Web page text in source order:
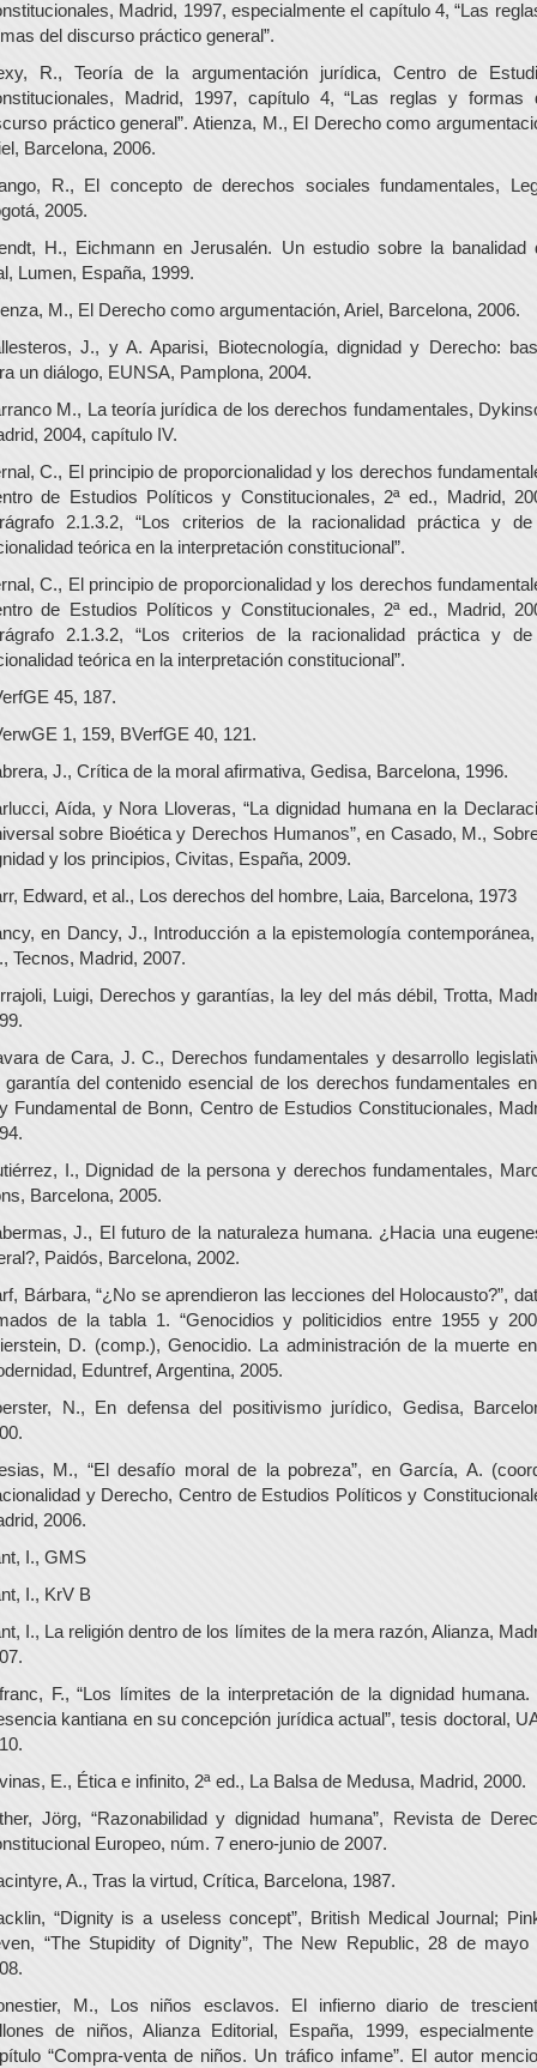
Madrid, 1997, especialmente el capítulo 4, “Las
del discurso práctico general”.
R., Teoría de la argumentación jurídica, Centro de
Madrid, 1997, capítulo 4, “Las reglas y formas
práctico general”. Atienza, M., El Derecho como
Barcelona, 2006.
R., El concepto de derechos sociales fundamentales,
2005.
H., Eichmann en Jerusalén. Un estudio sobre la banalidad
Lumen, España, 1999.
M., El Derecho como argumentación, Ariel, Barcelona, 2006.
J., y A. Aparisi, Biotecnología, dignidad y Derecho:
un diálogo, EUNSA, Pamplona, 2004.
M., La teoría jurídica de los derechos fundamentales,
2004, capítulo IV.
C., El principio de proporcionalidad y los derechos
de Estudios Políticos y Constitucionales, 2ª ed., Madrid,
2.1.3.2, “Los criterios de la racionalidad práctica y
teórica en la interpretación constitucional”.
C., El principio de proporcionalidad y los derechos
de Estudios Políticos y Constitucionales, 2ª ed., Madrid,
2.1.3.2, “Los criterios de la racionalidad práctica y
teórica en la interpretación constitucional”.
45, 187.
1, 159, BVerfGE 40, 121.
J., Crítica de la moral afirmativa, Gedisa, Barcelona, 1996.
Aída, y Nora Lloveras, “La dignidad humana en la
sobre Bioética y Derechos Humanos”, en Casado, M.,
y los principios, Civitas, España, 2009.
Edward, et al., Los derechos del hombre, Laia, Barcelona, 1973
en Dancy, J., Introducción a la epistemología contemporánea,
Tecnos, Madrid, 2007.
Luigi, Derechos y garantías, la ley del más débil, Trotta,
de Cara, J. C., Derechos fundamentales y desarrollo
garantía del contenido esencial de los derechos fundamentales
Fundamental de Bonn, Centro de Estudios Constitucionales,
I., Dignidad de la persona y derechos fundamentales,
Barcelona, 2005.
J., El futuro de la naturaleza humana. ¿Hacia una
Paidós, Barcelona, 2002.
Bárbara, “¿No se aprendieron las lecciones del Holocausto?”,
de la tabla 1. “Genocidios y politicidios entre 1955 y
D. (comp.), Genocidio. La administración de la muerte
Eduntref, Argentina, 2005.
N., En defensa del positivismo jurídico, Gedisa,
M., “El desafío moral de la pobreza”, en García, A.
y Derecho, Centro de Estudios Políticos y
2006.
I., GMS
I., KrV B
I., La religión dentro de los límites de la mera razón, Alianza,
F., “Los límites de la interpretación de la dignidad humana.
kantiana en su concepción jurídica actual”, tesis doctoral,
E., Ética e infinito, 2ª ed., La Balsa de Medusa, Madrid, 2000.
Jörg, “Razonabilidad y dignidad humana”, Revista de
Europeo, núm. 7 enero-junio de 2007.
A., Tras la virtud, Crítica, Barcelona, 1987.
“Dignity is a useless concept”, British Medical Journal;
“The Stupidity of Dignity”, The New Republic, 28 de mayo
M., Los niños esclavos. El infierno diario de
de niños, Alianza Editorial, España, 1999,
“Compra-venta de niños. Un tráfico infame”. El autor